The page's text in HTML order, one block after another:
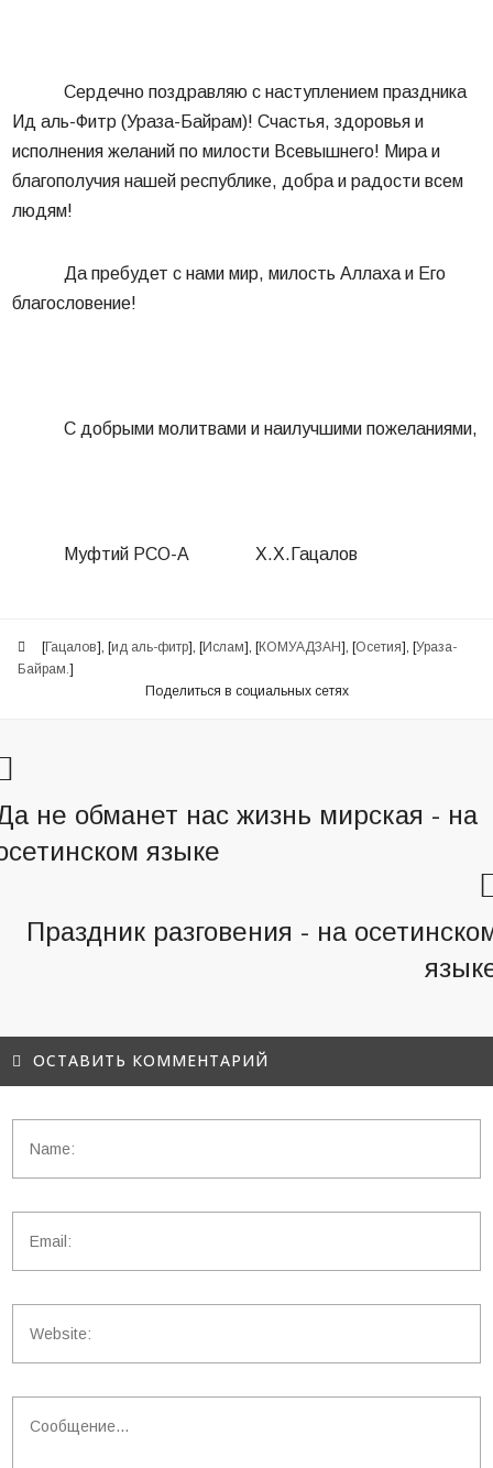
Сердечно поздравляю с наступлением праздника
Ид аль-Фитр (Ураза-Байрам)! Счастья, здоровья и
исполнения желаний по милости Всевышнего! Мира и
благополучия нашей республике, добра и радости всем
людям!
Да пребудет с нами мир, милость Аллаха и Его
благословение!
С добрыми молитвами и наилучшими пожеланиями,
Муфтий РСО-А Х.Х.Гацалов
[Гацалов], [ид аль-фитр], [Ислам], [КОМУАДЗАН], [Осетия], [Ураза-
Байрам.]
Поделиться в социальных сетях
не обманет нас жизнь мирская - на
языке
Праздник разговения - на
ОСТАВИТЬ КОММЕНТАРИЙ